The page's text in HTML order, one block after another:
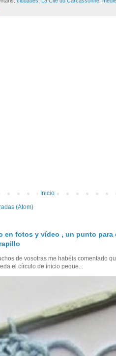
Inicio
(Atom)
en fotos y vídeo , un punto para
de vosotras me habéis comentado
el círculo de inicio peque...